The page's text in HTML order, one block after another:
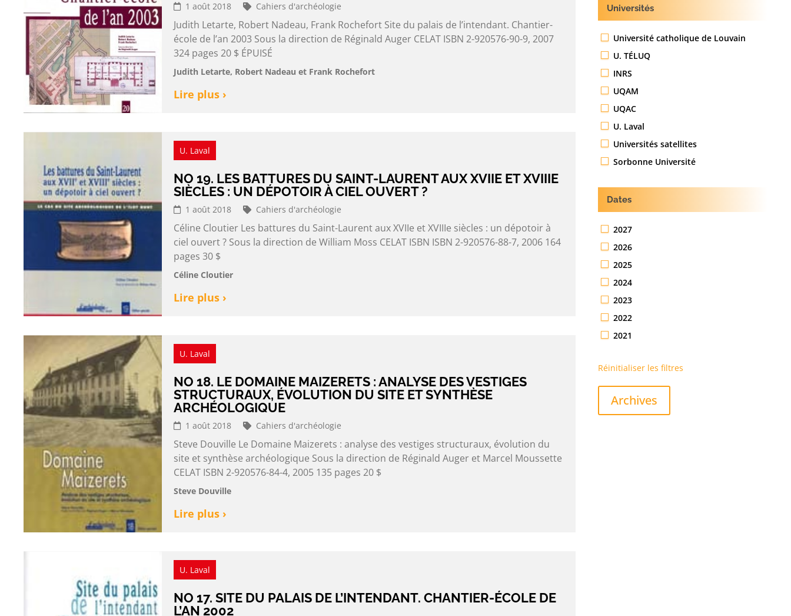
1 août 2018 Cahiers d'archéologie
Judith Letarte, Robert Nadeau, Frank Rochefort Site du palais de l’intendant. Chantier-
école de l’an 2003 Sous la direction de Réginald Auger CELAT ISBN 2-920576-90-9, 2007
324 pages 20 $ ÉPUISÉ
Judith Letarte, Robert Nadeau et Frank Rochefort
Lire plus ›
U. Laval
NO 19. LES BATTURES DU SAINT-LAURENT AUX XVIIE ET XVIIIE
SIÈCLES : UN DÉPOTOIR À CIEL OUVERT ?
1 août 2018 Cahiers d'archéologie
Céline Cloutier Les battures du Saint-Laurent aux XVIIe et XVIIIe siècles : un dépotoir à
ciel ouvert ? Sous la direction de William Moss CELAT ISBN ISBN 2-920576-88-7, 2006 164
pages 30 $
Céline Cloutier
Lire plus ›
U. Laval
NO 18. LE DOMAINE MAIZERETS : ANALYSE DES VESTIGES
STRUCTURAUX, ÉVOLUTION DU SITE ET SYNTHÈSE
ARCHÉOLOGIQUE
1 août 2018 Cahiers d'archéologie
Steve Douville Le Domaine Maizerets : analyse des vestiges structuraux, évolution du
site et synthèse archéologique Sous la direction de Réginald Auger et Marcel Moussette
CELAT ISBN 2-920576-84-4, 2005 135 pages 20 $
Steve Douville
Lire plus ›
U. Laval
NO 17. SITE DU PALAIS DE L’INTENDANT. CHANTIER-ÉCOLE DE
L’AN 2002
Universités
Université catholique de Louvain
U. TÉLUQ
INRS
UQAM
UQAC
U. Laval
Universités satellites
Sorbonne Université
Dates
2027
2026
2025
2024
2023
2022
2021
Réinitialiser les filtres
Archives